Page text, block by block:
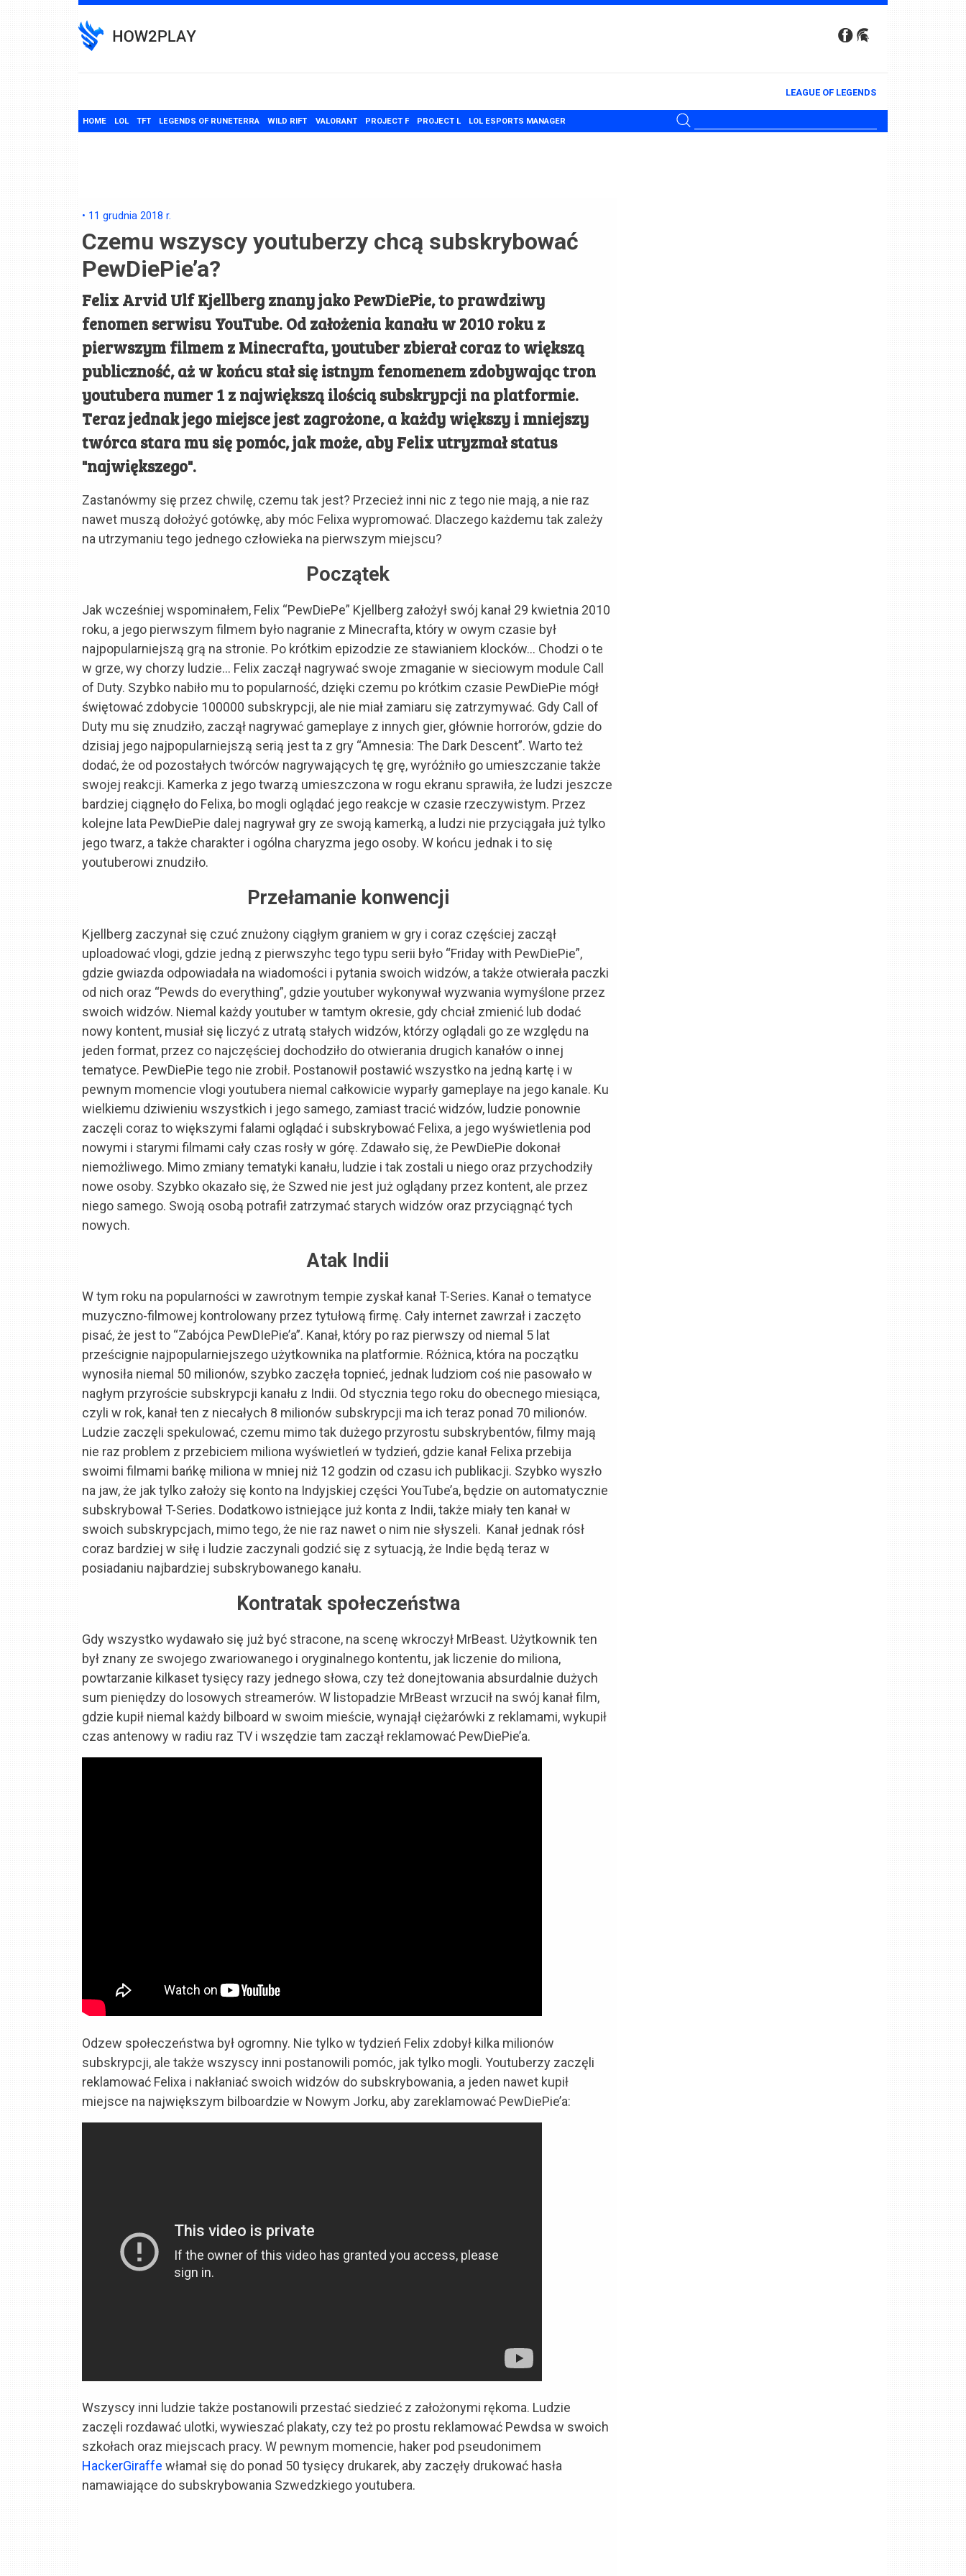
to
content
LEAGUE OF LEGENDS
HOME LOL TFT LEGENDS OF RUNETERRA WILD RIFT VALORANT PROJECT F PROJECT L LOL ESPORTS MANAGER
• 11 grudnia 2018 r.
Czemu wszyscy youtuberzy chcą subskrybować
PewDiePie’a?
Felix Arvid Ulf Kjellberg znany jako PewDiePie, to prawdziwy
fenomen serwisu YouTube. Od założenia kanału w 2010 roku z
pierwszym filmem z Minecrafta, youtuber zbierał coraz to większą
publiczność, aż w końcu stał się istnym fenomenem zdobywając tron
youtubera numer 1 z największą ilością subskrypcji na platformie.
Teraz jednak jego miejsce jest zagrożone, a każdy większy i mniejszy
twórca stara mu się pomóc, jak może, aby Felix utryzmał status
"największego".
Zastanówmy się przez chwilę, czemu tak jest? Przecież inni nic z tego nie mają, a nie raz
nawet muszą dołożyć gotówkę, aby móc Felixa wypromować. Dlaczego każdemu tak zależy
na utrzymaniu tego jednego człowieka na pierwszym miejscu?
Początek
Jak wcześniej wspominałem, Felix “PewDiePe” Kjellberg założył swój kanał 29 kwietnia 2010
roku, a jego pierwszym filmem było nagranie z Minecrafta, który w owym czasie był
najpopularniejszą grą na stronie. Po krótkim epizodzie ze stawianiem klocków… Chodzi o te
w grze, wy chorzy ludzie… Felix zaczął nagrywać swoje zmaganie w sieciowym module Call
of Duty. Szybko nabiło mu to popularność, dzięki czemu po krótkim czasie PewDiePie mógł
świętować zdobycie 100000 subskrypcji, ale nie miał zamiaru się zatrzymywać. Gdy Call of
Duty mu się znudziło, zaczął nagrywać gameplaye z innych gier, głównie horrorów, gdzie do
dzisiaj jego najpopularniejszą serią jest ta z gry “Amnesia: The Dark Descent”. Warto też
dodać, że od pozostałych twórców nagrywających tę grę, wyróżniło go umieszczanie także
swojej reakcji. Kamerka z jego twarzą umieszczona w rogu ekranu sprawiła, że ludzi jeszcze
bardziej ciągnęło do Felixa, bo mogli oglądać jego reakcje w czasie rzeczywistym. Przez
kolejne lata PewDiePie dalej nagrywał gry ze swoją kamerką, a ludzi nie przyciągała już tylko
jego twarz, a także charakter i ogólna charyzma jego osoby. W końcu jednak i to się
youtuberowi znudziło.
Przełamanie konwencji
Kjellberg zaczynał się czuć znużony ciągłym graniem w gry i coraz częściej zaczął
uploadować vlogi, gdzie jedną z pierwszyhc tego typu serii było “Friday with PewDiePie”,
gdzie gwiazda odpowiadała na wiadomości i pytania swoich widzów, a także otwierała paczki
od nich oraz “Pewds do everything”, gdzie youtuber wykonywał wyzwania wymyślone przez
swoich widzów. Niemal każdy youtuber w tamtym okresie, gdy chciał zmienić lub dodać
nowy kontent, musiał się liczyć z utratą stałych widzów, którzy oglądali go ze względu na
jeden format, przez co najczęściej dochodziło do otwierania drugich kanałów o innej
tematyce. PewDiePie tego nie zrobił. Postanowił postawić wszystko na jedną kartę i w
pewnym momencie vlogi youtubera niemal całkowicie wyparły gameplaye na jego kanale. Ku
wielkiemu dziwieniu wszystkich i jego samego, zamiast tracić widzów, ludzie ponownie
zaczęli coraz to większymi falami oglądać i subskrybować Felixa, a jego wyświetlenia pod
nowymi i starymi filmami cały czas rosły w górę. Zdawało się, że PewDiePie dokonał
niemożliwego. Mimo zmiany tematyki kanału, ludzie i tak zostali u niego oraz przychodziły
nowe osoby. Szybko okazało się, że Szwed nie jest już oglądany przez kontent, ale przez
niego samego. Swoją osobą potrafił zatrzymać starych widzów oraz przyciągnąć tych
nowych.
Atak Indii
W tym roku na popularności w zawrotnym tempie zyskał kanał T-Series. Kanał o tematyce
muzyczno-filmowej kontrolowany przez tytułową firmę. Cały internet zawrzał i zaczęto
pisać, że jest to “Zabójca PewDIePie’a”. Kanał, który po raz pierwszy od niemal 5 lat
prześcignie najpopularniejszego użytkownika na platformie. Różnica, która na początku
wynosiła niemal 50 milionów, szybko zaczęła topnieć, jednak ludziom coś nie pasowało w
nagłym przyroście subskrypcji kanału z Indii. Od stycznia tego roku do obecnego miesiąca,
czyli w rok, kanał ten z niecałych 8 milionów subskrypcji ma ich teraz ponad 70 milionów.
Ludzie zaczęli spekulować, czemu mimo tak dużego przyrostu subskrybentów, filmy mają
nie raz problem z przebiciem miliona wyświetleń w tydzień, gdzie kanał Felixa przebija
swoimi filmami bańkę miliona w mniej niż 12 godzin od czasu ich publikacji. Szybko wyszło
na jaw, że jak tylko założy się konto na Indyjskiej części YouTube’a, będzie on automatycznie
subskrybował T-Series. Dodatkowo istniejące już konta z Indii, także miały ten kanał w
swoich subskrypcjach, mimo tego, że nie raz nawet o nim nie słyszeli. Kanał jednak rósł
coraz bardziej w siłę i ludzie zaczynali godzić się z sytuacją, że Indie będą teraz w
posiadaniu najbardziej subskrybowanego kanału.
Kontratak społeczeństwa
Gdy wszystko wydawało się już być stracone, na scenę wkroczył MrBeast. Użytkownik ten
był znany ze swojego zwariowanego i oryginalnego kontentu, jak liczenie do miliona,
powtarzanie kilkaset tysięcy razy jednego słowa, czy też donejtowania absurdalnie dużych
sum pieniędzy do losowych streamerów. W listopadzie MrBeast wrzucił na swój kanał film,
gdzie kupił niemal każdy bilboard w swoim mieście, wynajął ciężarówki z reklamami, wykupił
czas antenowy w radiu raz TV i wszędzie tam zaczął reklamować PewDiePie’a.
Odzew społeczeństwa był ogromny. Nie tylko w tydzień Felix zdobył kilka milionów
subskrypcji, ale także wszyscy inni postanowili pomóc, jak tylko mogli. Youtuberzy zaczęli
reklamować Felixa i nakłaniać swoich widzów do subskrybowania, a jeden nawet kupił
miejsce na największym bilboardzie w Nowym Jorku, aby zareklamować PewDiePie’a:
Wszyscy inni ludzie także postanowili przestać siedzieć z założonymi rękoma. Ludzie
zaczęli rozdawać ulotki, wywieszać plakaty, czy też po prostu reklamować Pewdsa w swoich
szkołach oraz miejscach pracy. W pewnym momencie, haker pod pseudonimem
HackerGiraffe włamał się do ponad 50 tysięcy drukarek, aby zaczęły drukować hasła
namawiające do subskrybowania Szwedzkiego youtubera.